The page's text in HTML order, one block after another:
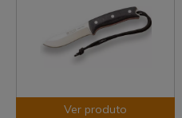
Ver produto